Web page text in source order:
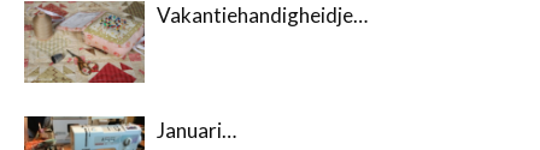
Vakantiehandigheidje…
Januari…